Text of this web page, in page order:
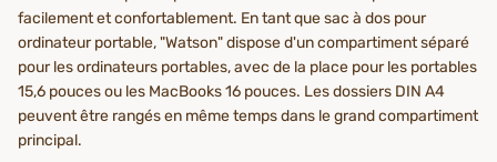
facilement et confortablement. En tant que sac à dos pour
ordinateur portable, "Watson" dispose d'un compartiment séparé
pour les ordinateurs portables, avec de la place pour les portables
15,6 pouces ou les MacBooks 16 pouces. Les dossiers DIN A4
peuvent être rangés en même temps dans le grand compartiment
principal.